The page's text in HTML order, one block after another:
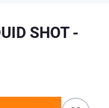
SHOT -